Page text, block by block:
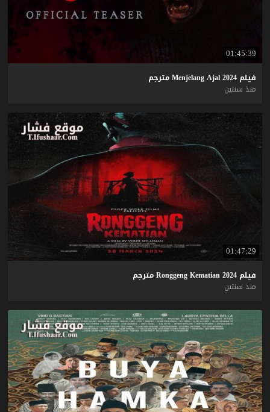
01:45:39
فيلم Menjelang Ajal 2024
مترجم
منذ سنتين
01:47:29
فيلم Ronggeng Kematian 2024
مترجم
منذ سنتين